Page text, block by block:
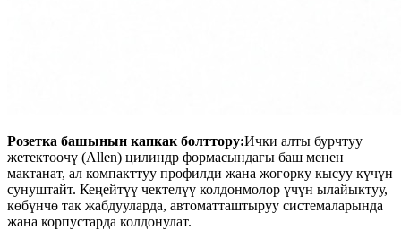
Розетка башынын капкак болттору:Ички алты бурчтуу
жетектөөчү (Allen) цилиндр формасындагы баш менен
мактанат, ал компакттуу профилди жана жогорку кысуу күчүн
сунуштайт. Кеңейтүү чектелүү колдонмолор үчүн ылайыктуу,
көбүнчө так жабдууларда, автоматташтыруу системаларында
жана корпустарда колдонулат.